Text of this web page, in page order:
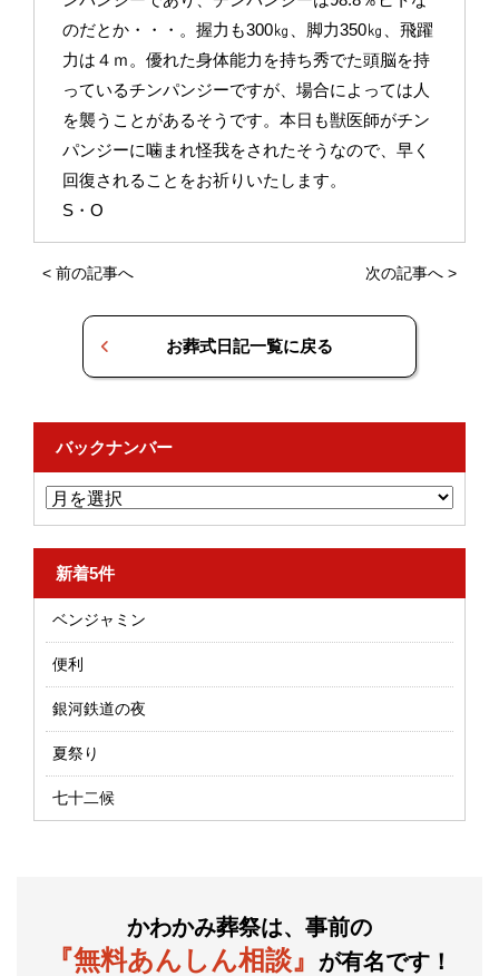
のだとか・・・。握力も300㎏、脚力350㎏、飛躍
力は４ｍ。優れた身体能力を持ち秀でた頭脳を持
っているチンパンジーですが、場合によっては人
を襲うことがあるそうです。本日も獣医師がチン
パンジーに噛まれ怪我をされたそうなので、早く
回復されることをお祈りいたします。
S・O
< 前の記事へ 次の記事へ >
お葬式日記一覧に戻る
バックナンバー
新着5件
ベンジャミン
便利
銀河鉄道の夜
夏祭り
七十二候
かわかみ葬祭は、事前の
『無料あんしん相談』 が有名です！